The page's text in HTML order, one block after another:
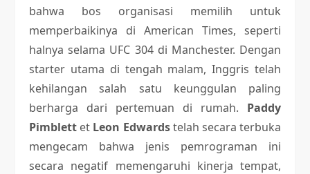
bahwa bos organisasi memilih untuk
memperbaikinya di American Times, seperti
halnya selama UFC 304 di Manchester. Dengan
starter utama di tengah malam, Inggris telah
kehilangan salah satu keunggulan paling
berharga dari pertemuan di rumah. Paddy
Pimblett et Leon Edwardstelah secara terbuka
mengecam bahwa jenis pemrograman ini
secara negatif memengaruhi kinerja tempat,